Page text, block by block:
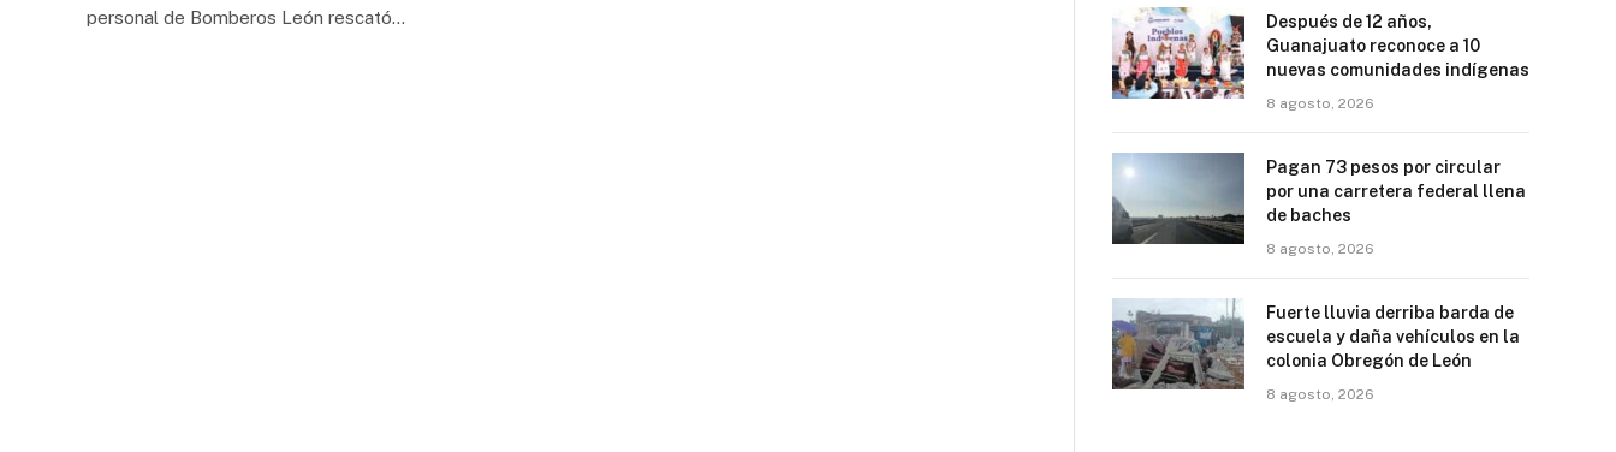
personal de Bomberos León rescató…
Después de 12 años,
Guanajuato reconoce a 10
nuevas comunidades indígenas
8 agosto, 2026
Pagan 73 pesos por circular
por una carretera federal llena
de baches
8 agosto, 2026
Fuerte lluvia derriba barda de
escuela y daña vehículos en la
colonia Obregón de León
8 agosto, 2026